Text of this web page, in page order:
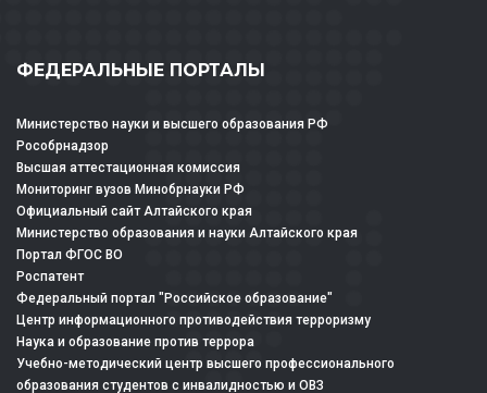
ФЕДЕРАЛЬНЫЕ ПОРТАЛЫ
Министерство науки и высшего образования РФ
Рособрнадзор
Высшая аттестационная комиссия
Мониторинг вузов Минобрнауки РФ
Официальный сайт Алтайского края
Министерство образования и науки Алтайского края
Портал ФГОС ВО
Роспатент
Федеральный портал "Российское образование"
Центр информационного противодействия терроризму
Наука и образование против террора
Учебно-методический центр высшего профессионального
образования студентов с инвалидностью и ОВЗ